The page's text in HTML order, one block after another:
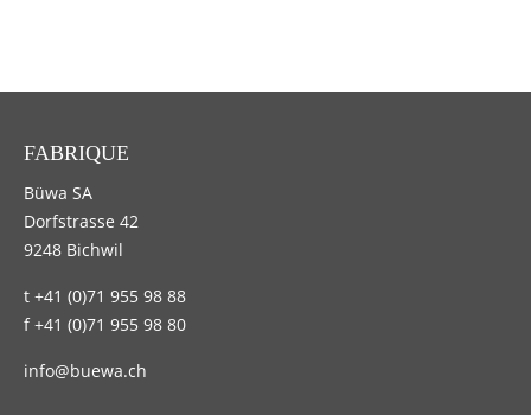
FABRIQUE
Büwa SA
Dorfstrasse 42
9248 Bichwil
t +41 (0)71 955 98 88
f +41 (0)71 955 98 80
info@buewa.ch